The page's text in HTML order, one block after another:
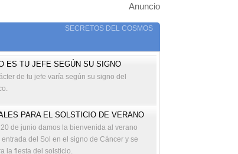
Anuncio
SECRETOS DEL COSMOS
ES TU JEFE SEGÚN SU SIGNO
de tu jefe varía según su signo del
PARA EL SOLSTICIO DE VERANO
de junio damos la bienvenida al verano
entrada del Sol en el signo de Cáncer y se
la fiesta del solsticio.